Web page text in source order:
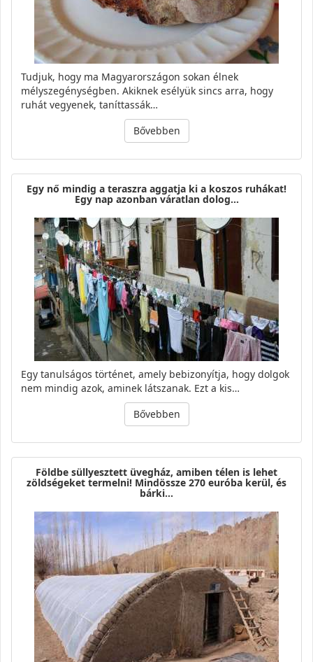
Tudjuk, hogy ma Magyarországon sokan élnek
mélyszegénységben. Akiknek esélyük sincs arra, hogy
ruhát vegyenek, taníttassák…
Bővebben
Egy nő mindig a teraszra aggatja ki a koszos ruhákat!
Egy nap azonban váratlan dolog…
Egy tanulságos történet, amely bebizonyítja, hogy dolgok
nem mindig azok, aminek látszanak. Ezt a kis…
Bővebben
Földbe süllyesztett üvegház, amiben télen is lehet
zöldségeket termelni! Mindössze 270 euróba kerül, és
bárki…